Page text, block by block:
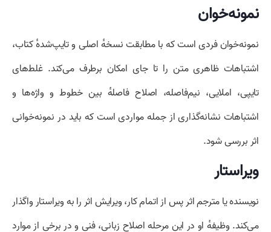
نمونه‌خوان‌
نمونه‌خوان فردی است که با مطابقت نسخهٔ اصلی و تایپ‌شدهٔ کتاب،
اشتباهات ظاهری متن را تا جای امکان برطرف می‌کند. غلط‌های
تایپی، املایی، نیم‌فاصله، اصلاح فاصلهٔ بین خطوط و واژه‌ها و
اشتباهات نشانه‌گذاری از جمله مواردی است که باید در نمونه‌خوانی
اثر بررسی شود.
ویراستار
نویسنده یا مترجم اثر پس از اتمام کار، ویرایش اثر را به ویراستار واگذار
می‌کند. وظیفهٔ او در این مرحله اصلاح زبانی، فنی و در برخی از موارد